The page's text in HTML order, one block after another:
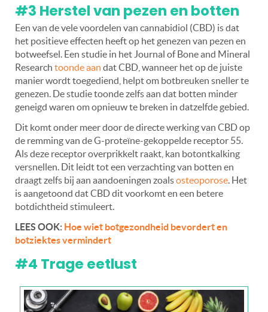
#3 Herstel van pezen en botten
Een van de vele voordelen van cannabidiol (CBD) is dat
het positieve effecten heeft op het genezen van pezen en
botweefsel. Een studie in het Journal of Bone and Mineral
Research toonde aan dat CBD, wanneer het op de juiste
manier wordt toegediend, helpt om botbreuken sneller te
genezen. De studie toonde zelfs aan dat botten minder
geneigd waren om opnieuw te breken in datzelfde gebied.
Dit komt onder meer door de directe werking van CBD op
de remming van de G-proteïne-gekoppelde receptor 55.
Als deze receptor overprikkelt raakt, kan botontkalking
versnellen. Dit leidt tot een verzachting van botten en
draagt zelfs bij ​​aan aandoeningen zoalsosteoporose . Het
is aangetoond dat CBD dit voorkomt en een betere
botdichtheid stimuleert.
LEES OOK: Hoe wiet botgezondheid bevordert en
botziektes vermindert
#4 Trage eetlust